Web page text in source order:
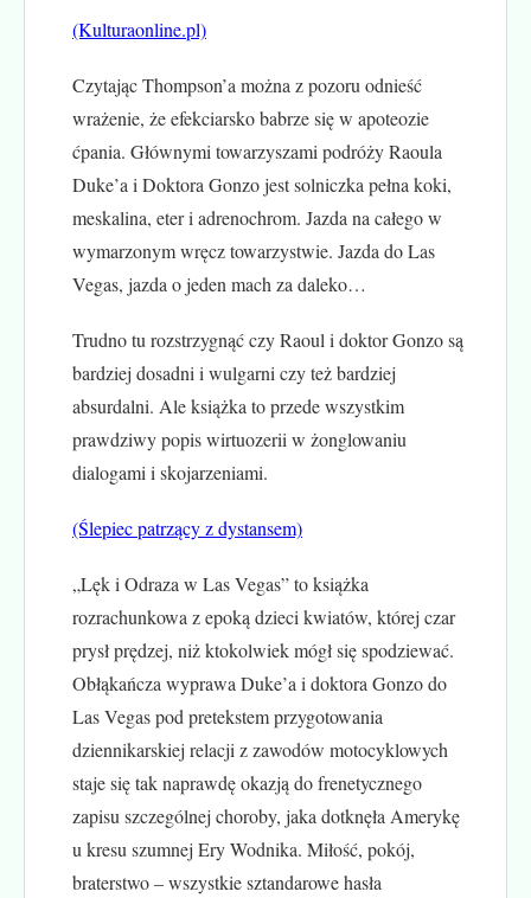
(Kulturaonline.pl)
Czytając Thompson’a można z pozoru odnieść
wrażenie, że efekciarsko babrze się w apoteozie
ćpania. Głównymi towarzyszami podróży Raoula
Duke’a i Doktora Gonzo jest solniczka pełna koki,
meskalina, eter i adrenochrom. Jazda na całego w
wymarzonym wręcz towarzystwie. Jazda do Las
Vegas, jazda o jeden mach za daleko…
Trudno tu rozstrzygnąć czy Raoul i doktor Gonzo są
bardziej dosadni i wulgarni czy też bardziej
absurdalni. Ale książka to przede wszystkim
prawdziwy popis wirtuozerii w żonglowaniu
dialogami i skojarzeniami.
(Ślepiec patrzący z dystansem)
„Lęk i Odraza w Las Vegas” to książka
rozrachunkowa z epoką dzieci kwiatów, której czar
prysł prędzej, niż ktokolwiek mógł się spodziewać.
Obłąkańcza wyprawa Duke’a i doktora Gonzo do
Las Vegas pod pretekstem przygotowania
dziennikarskiej relacji z zawodów motocyklowych
staje się tak naprawdę okazją do frenetycznego
zapisu szczególnej choroby, jaka dotknęła Amerykę
u kresu szumnej Ery Wodnika. Miłość, pokój,
braterstwo – wszystkie sztandarowe hasła